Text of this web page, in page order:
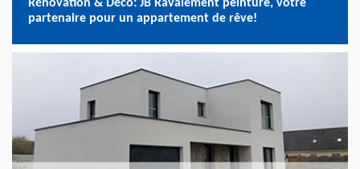
Rénovation & Déco: JB Ravalement peinture, votre
partenaire pour un appartement de rêve!